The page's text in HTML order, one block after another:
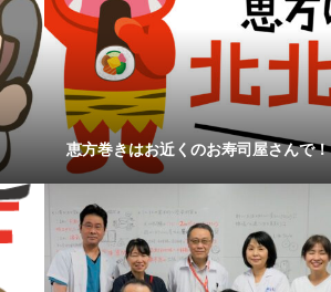
恵方巻きはお近くのお寿司屋さんで！